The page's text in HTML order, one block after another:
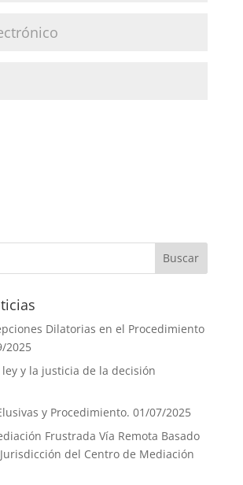
Dilatorias en el Procedimiento
2025
y la justicia de la decisión
y Procedimiento. 01/07/2025
Frustrada Vía Remota Basado
del Centro de Mediación